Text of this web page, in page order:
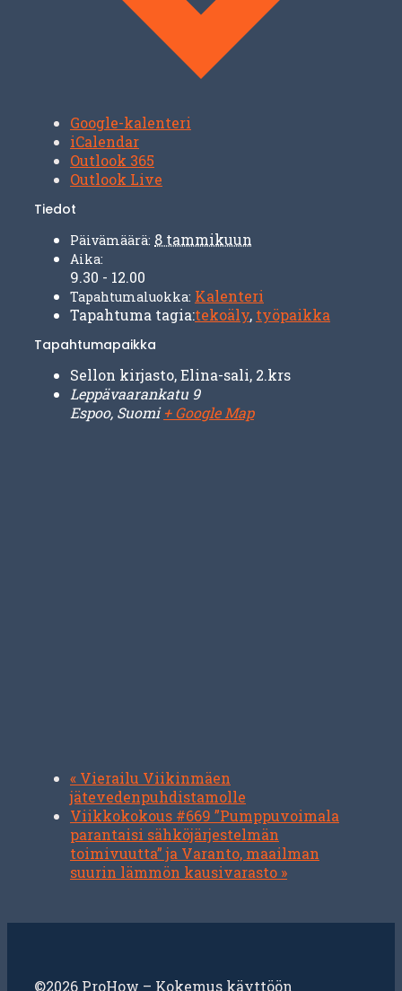
Google-kalenteri
iCalendar
Outlook 365
Outlook Live
Tiedot
Päivämäärä: 8 tammikuun
Aika:
9.30 - 12.00
Tapahtumaluokka: Kalenteri
Tapahtuma tagia:tekoäly, työpaikka
Tapahtumapaikka
Sellon kirjasto, Elina-sali, 2.krs
Leppävaarankatu 9
Espoo, Suomi + Google Map
« Vierailu Viikinmäen
jätevedenpuhdistamolle
Viikkokokous #669 ”Pumppuvoimala
parantaisi sähköjärjestelmän
toimivuutta” ja Varanto, maailman
suurin lämmön kausivarasto »
©2026 ProHow – Kokemus käyttöön